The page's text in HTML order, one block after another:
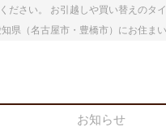
さい。 お引越しや買い替えのタ
（名古屋市・豊橋市）にお住ま
お知らせ